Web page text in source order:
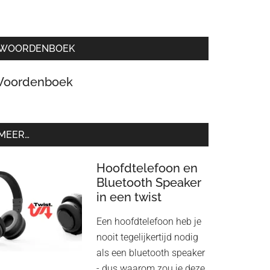
Hoofdtelefoon en
Bluetooth Speaker
in een twist
Een hoofdtelefoon heb je
nooit tegelijkertijd nodig
als een bluetooth speaker